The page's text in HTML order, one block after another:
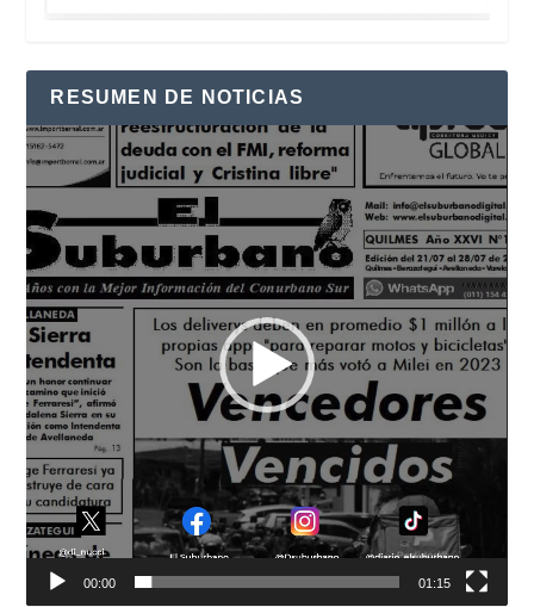
RESUMEN DE NOTICIAS
Reproductor
de
vídeo
00:00 01:15